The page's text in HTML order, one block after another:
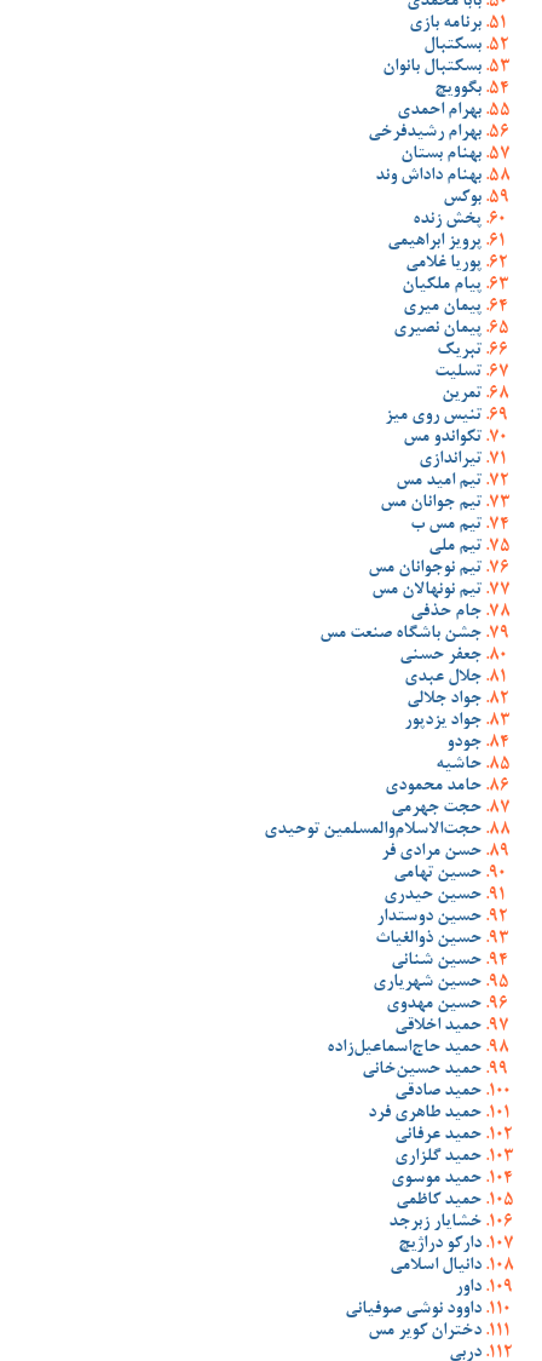
برنامه بازی
بسکتبال
بسکتبال بانوان
بگوویچ
بهرام احمدی
بهرام رشیدفرخی
بهنام بستان
بهنام داداش وند
بوکس
پخش زنده
پرویز ابراهیمی
پوریا غلامی
پیام ملکیان
پیمان میری
پیمان نصیری
تبریک
تسلیت
تمرین
تنیس روی میز
تکواندو مس
تیراندازی
تیم امید مس
تیم جوانان مس
تیم مس ب
تیم ملی
تیم نوجوانان مس
تیم نونهالان مس
جام حذفی
جشن باشگاه صنعت مس
جعفر حسنی
جلال عبدی
جواد جلالی
جواد یزدپور
جودو
حاشیه
حامد محمودی
حجت جهرمی
حجت‌الاسلام‌والمسلمین توحیدی
حسن مرادی فر
حسین تهامی
حسین حیدری
حسین دوستدار
حسین ذوالغیاث
حسین شنانی
حسین شهریاری
حسین مهدوی
حمید اخلاقی
حمید حاج‌اسماعیل‌زاده
حمید حسین‌خانی
حمید صادقی
حمید طاهری فرد
حمید عرفانی
حمید گلزاری
حمید موسوی
حمید کاظمی
خشایار زبرجد
دارکو دراژیچ
دانیال اسلامی
داور
داوود نوشی صوفیانی
دختران کویر مس
دربی